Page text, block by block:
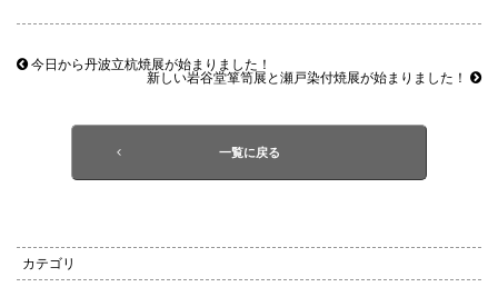
今日から丹波立杭焼展が始まりました！
新しい岩谷堂箪笥展と瀬戸染付焼展が始まりました！
一覧に戻る
カテゴリ